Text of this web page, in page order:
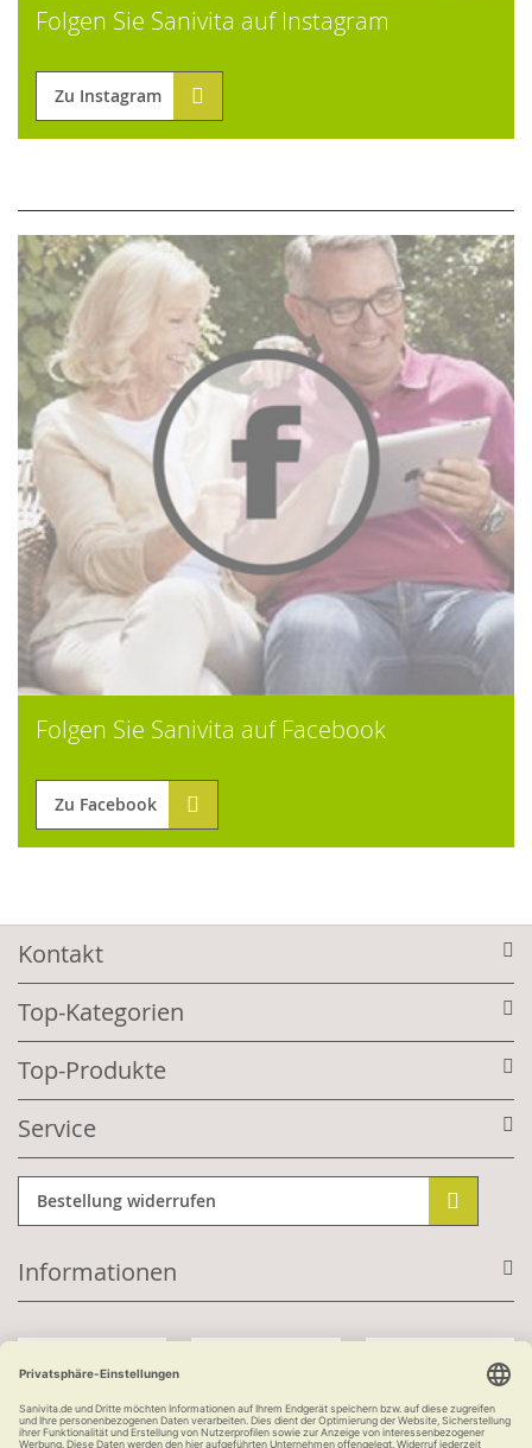
Folgen Sie Sanivita auf Instagram
Zu Instagram
Folgen Sie Sanivita auf Facebook
Zu Facebook
Kontakt
Top-Kategorien
Top-Produkte
Service
Bestellung widerrufen
Informationen